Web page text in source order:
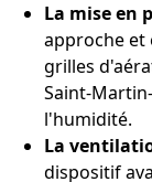
La mise en
approche et
grilles
Saint-
l'humidité.
La
dispositif